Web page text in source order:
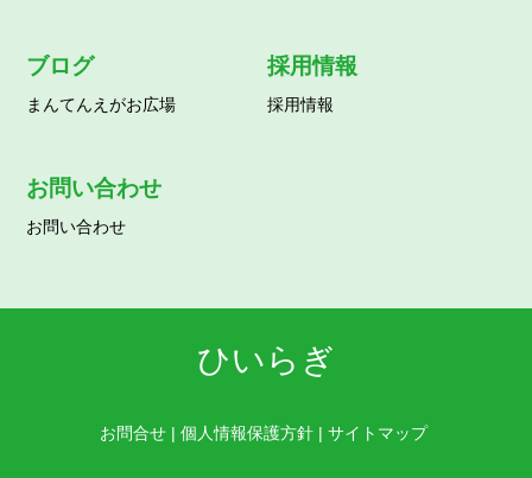
ブログ
まんてんえがお広場
採用情報
採用情報
お問い合わせ
お問い合わせ
ひいらぎ
お問合せ | 個人情報保護方針 | サイトマップ